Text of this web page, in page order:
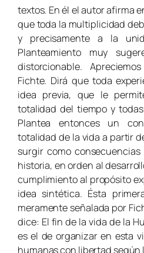
textos. En él el autor afirma
que toda la multiplicidad
y precisamente a la
Planteamiento muy
distorcionable.
Fichte. Dirá que toda
idea previa, que le
totalidad del tiempo y
Plantea entonces un
totalidad de la vida a partir
surgir como
historia, en orden al
cumplimiento al propósito
idea sintética. Ésta
meramente señalada por
dice: El fin de la vida de la
es el de organizar en esta
humanas con libertad según